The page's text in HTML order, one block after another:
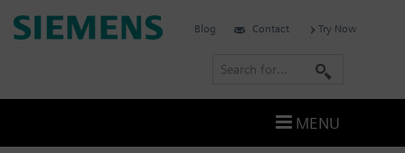
Skip
to
Siemens
Blog Contact Try Now
r
MENU